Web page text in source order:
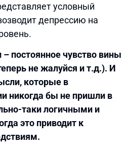
условный
депрессию на
постоянное чувство вины
не жалуйся и т.д.). И
которые в
никогда бы не пришли в
таки логичными и
это приводит к